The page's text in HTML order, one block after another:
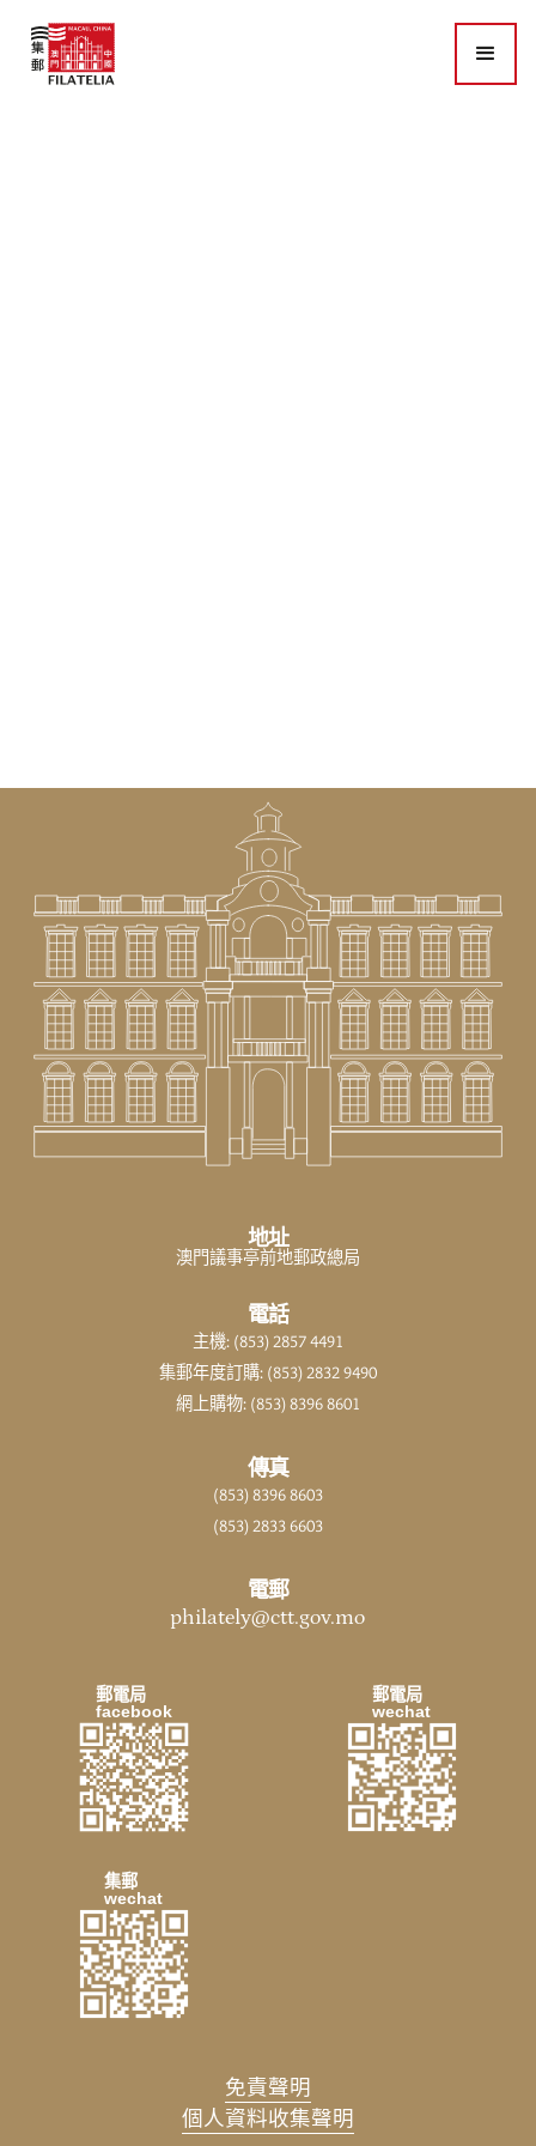
免責聲明
個人資料收集聲明
郵電局
facebook
郵電局
wechat
集郵
wechat
地址
澳門議事亭前地郵政總局
電話
主機: (853) 2857 4491
集郵年度訂購: (853) 2832 9490
網上購物: (853) 8396 8601
傳真
(853) 8396 8603
(853) 2833 6603
電郵
philately@ctt.gov.mo